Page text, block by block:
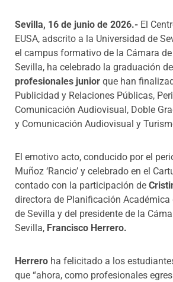
Sevilla, 16 de junio de 2026.- El
EUSA, adscrito a la Universidad de
el campus formativo de la Cámara
Sevilla, ha celebrado la graduación de
profesionales junior que han
Publicidad y Relaciones Públicas,
Comunicación Audiovisual, Doble
y Comunicación Audiovisual y
El emotivo acto, conducido por el
Muñoz ‘Rancio’ y celebrado en el
contado con la participación de
directora de Planificación Académica
de Sevilla y del presidente de la
Sevilla, Francisco Herrero.
Herrero ha felicitado a los
que “ahora, como profesionales